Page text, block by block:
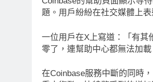
題。用戶紛紛在社交媒體上
一位用戶在X上寫道：「有其
零了，連幫助中心都無法加載
在Coinbase服務中斷的同時
主黨七參議員聯合聲明：現有提 斐